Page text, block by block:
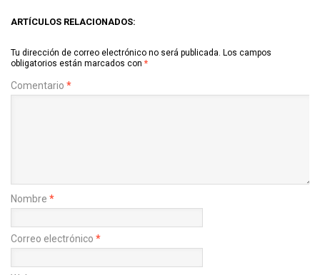
ARTÍCULOS RELACIONADOS:
Tu dirección de correo electrónico no será publicada. Los campos
obligatorios están marcados con *
Comentario *
Nombre *
Correo electrónico *